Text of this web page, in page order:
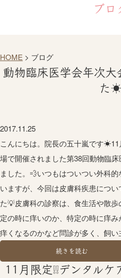
ブロ
HOME > ブログ
動物臨床医学会年次大
た☀
2017.11.25
こんにちは。院長の五十嵐です
場で開催されました第38回動物臨
ました。💨いつもはついつい外科
いますが、今回は皮膚科疾患につ
た💡皮膚科の診察は、食生活や散
定の時に痒いのか、特定の時に痒
痒くなるのかなど問診が多く、飼
続きを読む
11月限定❕❕デンタル